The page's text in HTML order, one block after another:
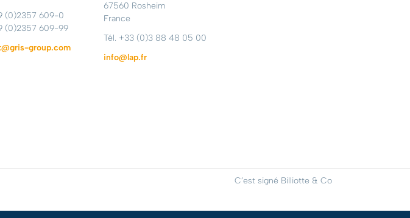
(0)2357 609-0
(0)2357 609-99
group.com
67560 Rosheim
France
Tél. +33 (0)3 88 48 05 00
info@lap.fr
C’est signé Billiotte & Co